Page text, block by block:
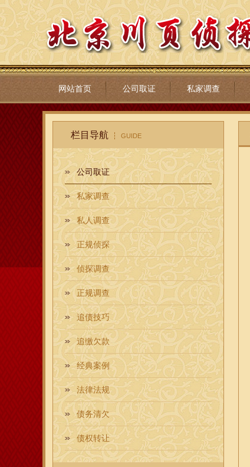
网站首页 公司取证 私家调查
栏目导航 GUIDE
公司取证
私家调查
私人调查
正规侦探
侦探调查
正规调查
追债技巧
追缴欠款
经典案例
法律法规
债务清欠
债权转让